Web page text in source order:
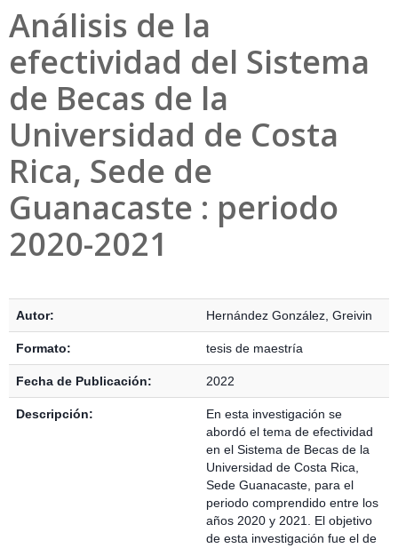
Análisis de la
efectividad del Sistema
de Becas de la
Universidad de Costa
Rica, Sede de
Guanacaste : periodo
2020-2021
Autor: Hernández González, Greivin
Formato: tesis de maestría
Fecha de Publicación: 2022
Descripción:
En esta investigación se
abordó el tema de efectividad
en el Sistema de Becas de la
Universidad de Costa Rica,
Sede Guanacaste, para el
periodo comprendido entre los
años 2020 y 2021. El objetivo
de esta investigación fue el de